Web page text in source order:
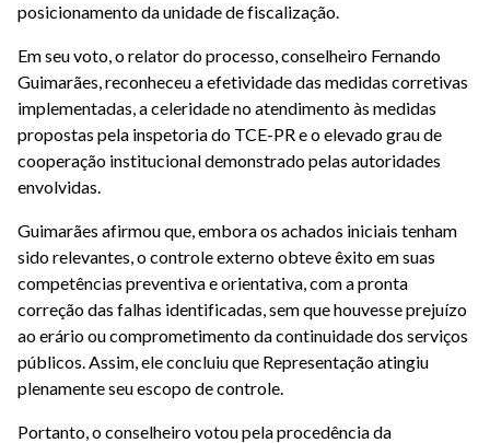
posicionamento da unidade de fiscalização.
Em seu voto, o relator do processo, conselheiro Fernando
Guimarães, reconheceu a efetividade das medidas corretivas
implementadas, a celeridade no atendimento às medidas
propostas pela inspetoria do TCE-PR e o elevado grau de
cooperação institucional demonstrado pelas autoridades
envolvidas.
Guimarães afirmou que, embora os achados iniciais tenham
sido relevantes, o controle externo obteve êxito em suas
competências preventiva e orientativa, com a pronta
correção das falhas identificadas, sem que houvesse prejuízo
ao erário ou comprometimento da continuidade dos serviços
públicos. Assim, ele concluiu que Representação atingiu
plenamente seu escopo de controle.
Portanto, o conselheiro votou pela procedência da